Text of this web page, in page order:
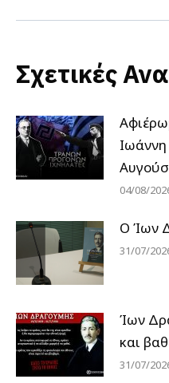
Σχετικές
04/08/
Ο Ίων
31/07/
Ίων
και
31/07/